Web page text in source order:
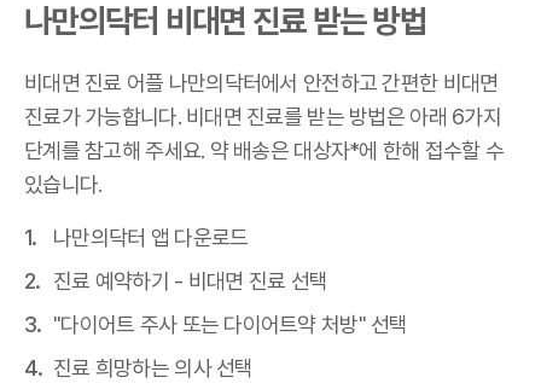
나만의닥터 비대면 진료 받는 방법
비대면 진료 어플 나만의닥터에서 안전하고 간편한 비대면
진료가 가능합니다. 비대면 진료를 받는 방법은 아래 6가지
단계를 참고해 주세요. 약 배송은 대상자*에 한해 접수할 수
있습니다.
나만의닥터 앱 다운로드
진료 예약하기 - 비대면 진료 선택
"다이어트 주사 또는 다이어트약 처방" 선택
진료 희망하는 의사 선택